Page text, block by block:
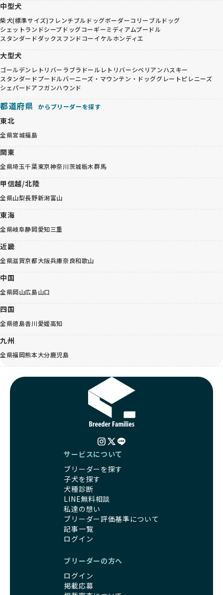
中型犬
柴犬(標準サイズ)フレンチブルドッグボーダーコリーブルドッグ
シェットランドシープドッグコーギーミディアムプードル
スタンダードダックスフンドコーイケルホンディエ
大型犬
ゴールデンレトリバー ラブラドールレトリバーシベリアンハスキー
スタンダードプードルバーニーズ・マウンテン・ドッググレートピレニーズ
シェパードアフガンハウンド
都道府県 からブリーダーを探す
東北
全県宮城福島
関東
全県埼玉千葉東京神奈川茨城栃木群馬
甲信越/北陸
全県山梨長野新潟富山
東海
全県岐阜静岡愛知三重
近畿
全県滋賀京都大阪兵庫奈良和歌山
中国
全県岡山広島山口
四国
全県徳島香川愛媛高知
九州
全県福岡熊本大分鹿児島
サービスについて
ブリーダーを探す
子犬を探す
犬種診断
LINE無料相談
私達の想い
ブリーダー評価基準について
記事一覧
ログイン
ブリーダーの方へ
ログイン
掲載応募